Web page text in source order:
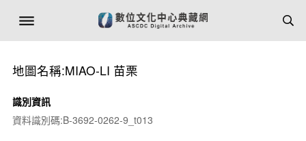
地圖名稱:MIAO-LI 苗栗
識別資訊
資料識別碼:B-3692-0262-9_t013